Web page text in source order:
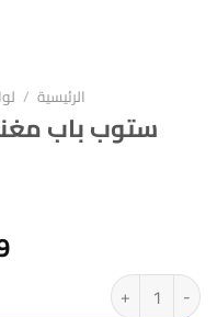
الرئيسية /
ستوب باب
كمية ستوب باب مغناطيس